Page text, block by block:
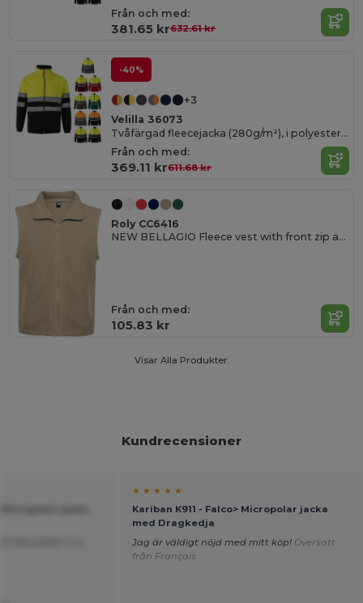
Från och med:
381.65 kr632.61 kr
-40%
+3
Velilla 36073
Tvåfärgad fleecejacka (280g/m²), i polyester (100%)
Från och med:
369.11 kr611.68 kr
Roly CC6416
NEW BELLAGIO Fleece vest with front zip and high collar
Från och med:
105.83 kr
Visar Alla Produkter.
Kundrecensioner
★ ★ ★ ★ ★
Kariban K911 - Falco> Micropolar jacka
med Dragkedja
Jag är väldigt nöjd med mitt köp! Översatt
från Français